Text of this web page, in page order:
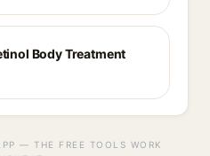
Body Treatment
— THE FREE TOOLS WORK